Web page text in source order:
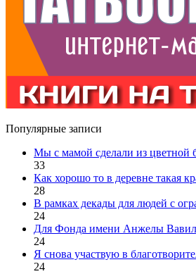
Популярные записи
Мы с мамой сделали из цветной
33
Как хорошо то в деревне такая
28
В рамках декады для людей с
24
Для Фонда имени Анжелы
24
Я снова участвую в
24